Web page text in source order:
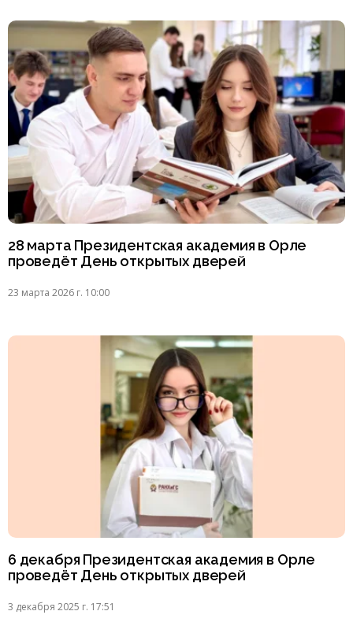
28 марта Президентская академия в Орле
проведёт День открытых дверей
23 марта 2026 г. 10:00
6 декабря Президентская академия в Орле
проведёт День открытых дверей
3 декабря 2025 г. 17:51